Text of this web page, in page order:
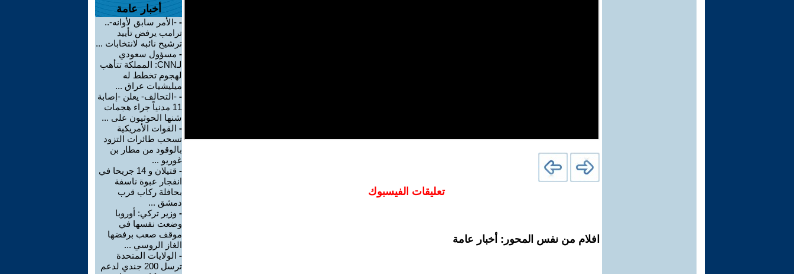
تعليقات الفيسبوك
افلام من نفس المحور: أخبار عامة
أخبار عامة
- -الأمر سابق لأوانه-..
ترامب يرفض تأييد
ترشيح نائبه لانتخابات ...
- مسؤول سعودي
لـCNN: المملكة تتأهب
لهجوم تخطط له
ميليشيات عراق ...
- -التحالف- يعلن -إصابة
11 مدنياً جراء هجمات
شنها الحوثيون على ...
- القوات الأمريكية
تسحب طائرات التزود
بالوقود من مطار بن
غوريو ...
-
قتيلان و 14 جريحا في
انفجار عبوة ناسفة
بحافلة ركاب قرب
دمشق ...
- وزير تركي: أوروبا
وضعت نفسها في
موقف صعب برفضها
الغاز الروسي ...
- الولايات المتحدة
ترسل 200 جندي لدعم